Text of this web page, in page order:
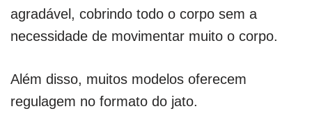
agradável, cobrindo todo o corpo sem a
necessidade de movimentar muito o corpo.
Além disso, muitos modelos oferecem
regulagem no formato do jato.